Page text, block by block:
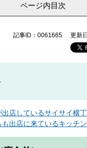
ページ内目次
記事ID：0061665 更新
店しているサイサイ横
も出店に来ているキッチ